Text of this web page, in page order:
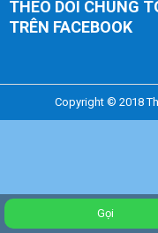
THEO DÕI CHÚNG
TRÊN FACEBOOK
Copyright © 2018
Gọi